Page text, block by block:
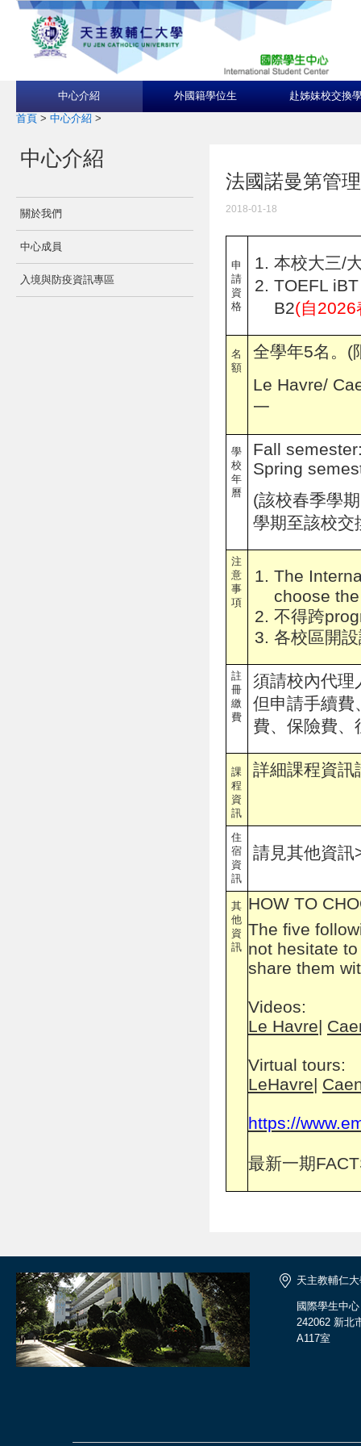
中心介紹 外國籍學位生 赴姊妹校交換
首頁 > 中心介紹 >
中心介紹
關於我們
中心成員
入境與防疫資訊專區
法國諾曼第管
2018-01-18
申
請
資
格
本校大三/
TOEFL iBT
B2(自2026
名
額
全學年5名。(
Le Havre/
一
學
校
年
曆
Fall
Spring
(該校春季學
學期至該校交
注
意
事
項
The
choose
不得跨
各校區開
註
冊
繳
費
須請校內代理
但申請手續費
費、保險費、
課
程
資
訊
詳細課程資訊
住
宿
資
訊
請見其他資訊
其
他
資
訊
HOW TO
The five
not hesitate
share them
Videos:
Le Havre|
Virtual tours:
LeHavre|
https://
最新一期
天主教輔仁
國際學生中心
242062 新北
A117室